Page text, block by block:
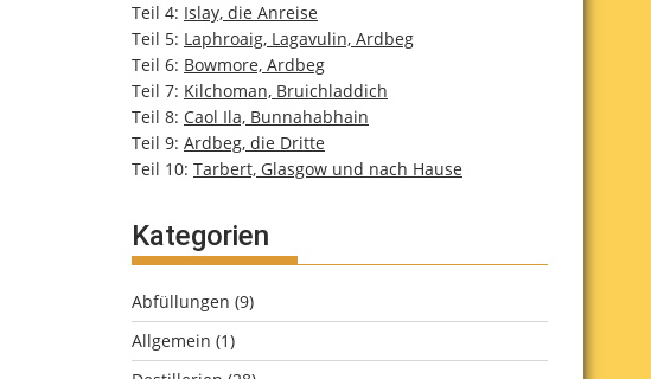
Teil 4: Islay, die Anreise
Teil 5: Laphroaig, Lagavulin, Ardbeg
Teil 6: Bowmore, Ardbeg
Teil 7: Kilchoman, Bruichladdich
Teil 8: Caol Ila, Bunnahabhain
Teil 9: Ardbeg, die Dritte
Teil 10: Tarbert, Glasgow und nach Hause
Kategorien
Abfüllungen (9)
Allgemein (1)